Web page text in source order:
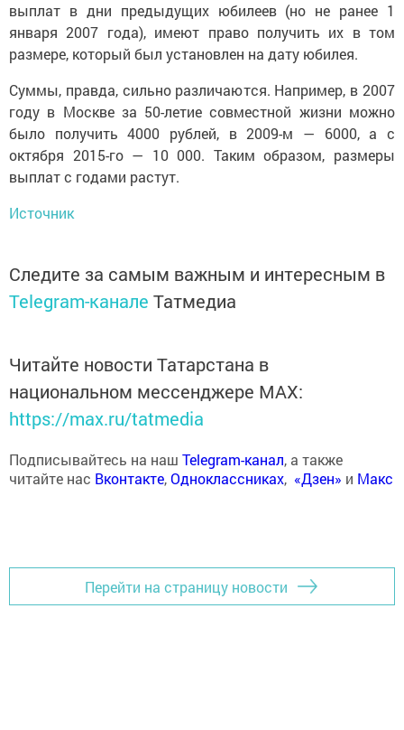
выплат в дни предыдущих юбилеев (но не ранее 1
января 2007 года), имеют право получить их в том
размере, который был установлен на дату юбилея.
Суммы, правда, сильно различаются. Например, в 2007
году в Москве за 50-летие совместной жизни можно
было получить 4000 рублей, в 2009-м — 6000, а с
октября 2015-го — 10 000. Таким образом, размеры
выплат с годами растут.
Источник
Следите за самым важным и интересным в
Telegram-канале Татмедиа
Читайте новости Татарстана в
национальном мессенджере MАХ:
https://max.ru/tatmedia
Подписывайтесь на наш Telegram-канал, а также
читайте нас Вконтакте,Одноклассниках, «Дзен» и Макс
Перейти на страницу новости